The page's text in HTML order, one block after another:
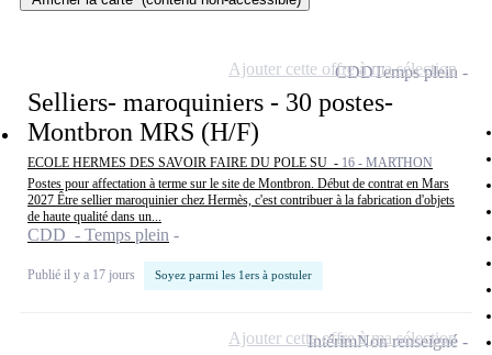
Selliers- maroquiniers - 30 postes-
Montbron MRS (H/F)
ECOLE HERMES DES SAVOIR FAIRE DU POLE SU - 16 - MARTHON
Postes pour affectation à terme sur le site de Montbron. Début de contrat en Mars
2027 Être sellier maroquinier chez Hermès, c'est contribuer à la fabrication d'objets
de haute qualité dans un...
CDD - Temps plein
Publié il y a 17 jours Soyez parmi les 1ers à postuler
CDDTemps plein
Ajouter cette offre à ma sélection
IntérimNon renseigné
Ajouter cette offre à ma sélection